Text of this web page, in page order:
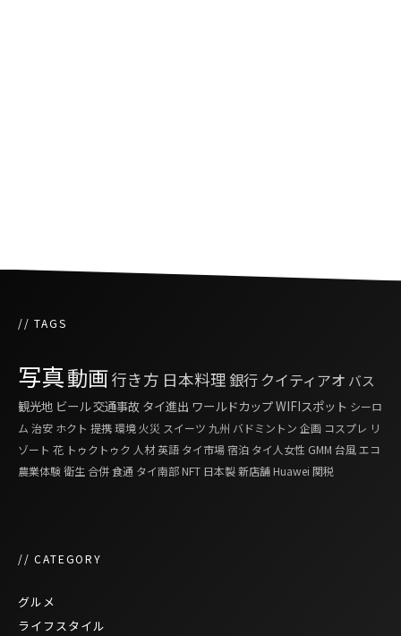
// TAGS
写真動画行き方 日本料理 銀行 クイティアオ バス
観光地 ビール交通事故 タイ進出 ワールドカップWIFIスポット シーロ
ム 治安 ホクト 提携環境火災 スイーツ 九州 バドミントン 企画 コスプレ リ
ゾート 花 トゥクトゥク 人材 英語 タイ市場宿泊 タイ人女性 GMM 台風エコ
農業体験衛生 合併食通 タイ南部NFT 日本製新店舗 Huawei 関税
// CATEGORY
グルメ
ライフスタイル